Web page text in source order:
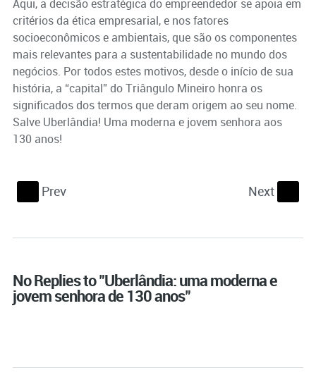
Aqui, a decisão estratégica do empreendedor se apoia em
critérios da ética empresarial, e nos fatores
socioeconômicos e ambientais, que são os componentes
mais relevantes para a sustentabilidade no mundo dos
negócios. Por todos estes motivos, desde o início de sua
história, a “capital” do Triângulo Mineiro honra os
significados dos termos que deram origem ao seu nome.
Salve Uberlândia! Uma moderna e jovem senhora aos
130 anos!
Prev Next
No Replies to "Uberlândia: uma moderna e
jovem senhora de 130 anos"